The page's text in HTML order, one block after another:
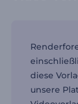
diese
unsere